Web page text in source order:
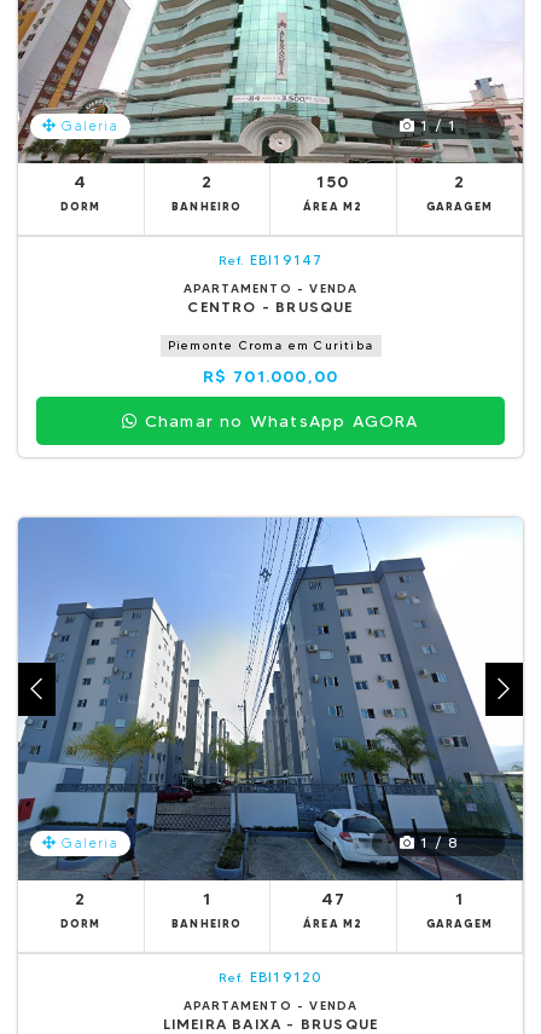
Galeria 1 / 1
4
DORM
2
BANHEIRO
150
ÁREA M2
2
GARAGEM
Ref. EBI19147
APARTAMENTO - VENDA
CENTRO - BRUSQUE
Piemonte Croma em Curitiba
R$ 701.000,00
Chamar no WhatsApp AGORA
Galeria 1 / 8
2
DORM
1
BANHEIRO
47
ÁREA M2
1
GARAGEM
Ref. EBI19120
APARTAMENTO - VENDA
LIMEIRA BAIXA - BRUSQUE